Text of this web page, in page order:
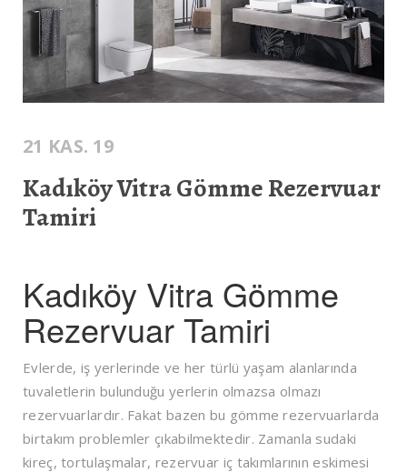
21 KAS. 19
Kadıköy Vitra Gömme Rezervuar
Tamiri
Kadıköy Vitra Gömme
Rezervuar Tamiri
Evlerde, iş yerlerinde ve her türlü yaşam alanlarında
tuvaletlerin bulunduğu yerlerin olmazsa olmazı
rezervuarlardır. Fakat bazen bu gömme rezervuarlarda
birtakım problemler çıkabilmektedir. Zamanla sudaki
kireç, tortulaşmalar, rezervuar iç takımlarının eskimesi